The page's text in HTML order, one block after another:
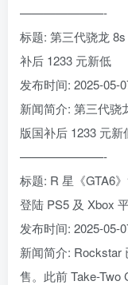
———————-
标题: 第三代骁龙
补后 1233 元新低
发布时间: 2025-05-
新闻简介: 第三代骁
版国补后 1233 元新
———————-
标题: R 星《GTA6
登陆 PS5 及 Xbox
发布时间: 2025-05-
新闻简介: Rockstar
售。此前 Take-Two